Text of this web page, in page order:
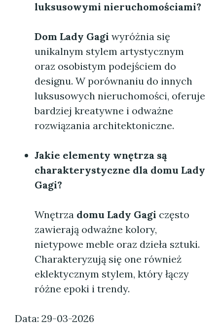
luksusowymi nieruchomościami?
Dom Lady Gagi wyróżnia się
unikalnym stylem artystycznym
oraz osobistym podejściem do
designu. W porównaniu do innych
luksusowych nieruchomości, oferuje
bardziej kreatywne i odważne
rozwiązania architektoniczne.
Jakie elementy wnętrza są
charakterystyczne dla domu Lady
Gagi?
Wnętrza domu Lady Gagi często
zawierają odważne kolory,
nietypowe meble oraz dzieła sztuki.
Charakteryzują się one również
eklektycznym stylem, który łączy
różne epoki i trendy.
Data: 29-03-2026